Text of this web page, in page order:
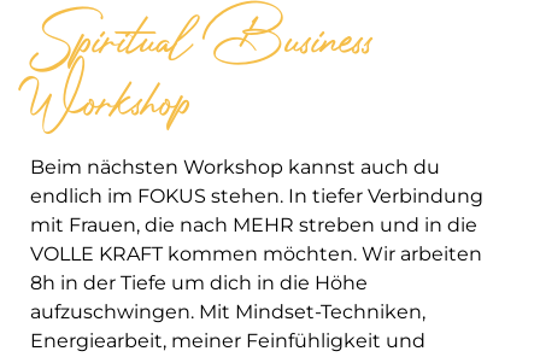
Spiritual Business
Workshop
Beim nächsten Workshop kannst auch du
endlich im FOKUS stehen. In tiefer Verbindung
mit Frauen, die nach MEHR streben und in die
VOLLE KRAFT kommen möchten. Wir arbeiten
8h in der Tiefe um dich in die Höhe
aufzuschwingen. Mit Mindset-Techniken,
Energiearbeit, meiner Feinfühligkeit und